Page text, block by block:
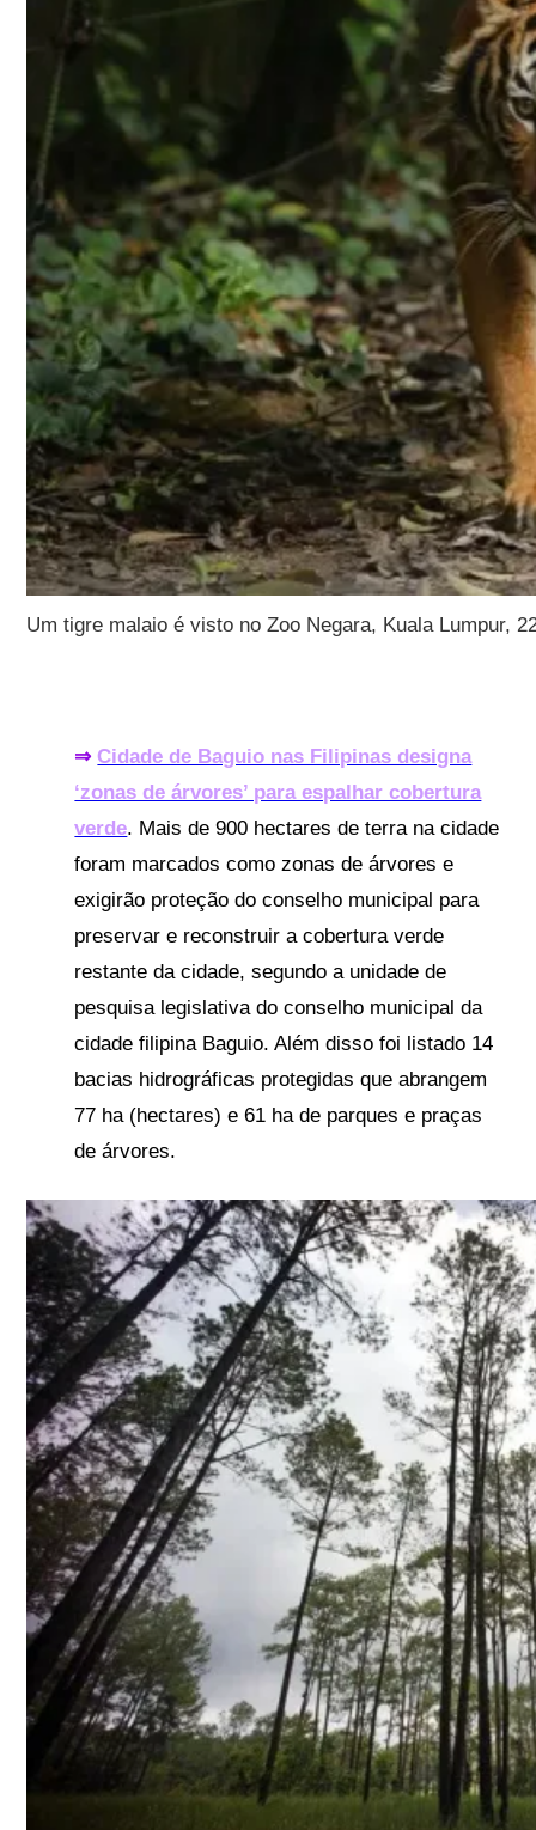
Um tigre malaio é visto no Zoo Negara, Kuala Lumpur,
⇒Cidade de Baguio nas Filipinas designa
‘zonas de árvores’ para espalhar cobertura
verde. Mais de 900 hectares de terra na cidade
foram marcados como zonas de árvorese
exigirão proteção do conselho municipal para
preservar e reconstruir a cobertura verde
restante da cidade, segundo a unidade de
pesquisa legislativa do conselho municipal da
cidade filipina Baguio.Além disso foi listado 14
bacias hidrográficas protegidas que abrangem
77 ha (hectares) e 61 ha de parques e praças
de árvores.